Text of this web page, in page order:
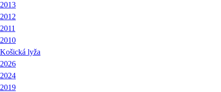
2013
2012
2011
2010
Košická lyža
2026
2024
2019